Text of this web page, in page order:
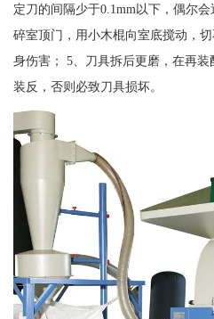
定刀的间隔少于0.1mm以下，偶尔
碎室顶门，用小木棍向室底搅动，
身伤害； 5、刀具拆后更磨，在再
装反，否则必致刀具损坏。